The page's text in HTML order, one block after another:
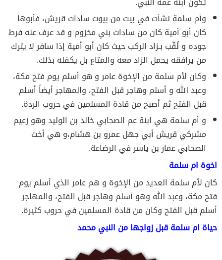
وأم سلمة نشأت في بيت من بيوت سادات قريش، فأبوها
كان أبو أمية كان من سادات بني مخزوم و قد عرف عنه فرط
جوده و لُقّب بـزاد الركب حيث كان أبو أمية إذا سافر لا يترك
من يرافقه يحمل الزاد معه والمتاع بل يكفله بذلك.
وكان لأم سلمة من الإخوة عامر و هو أسلم يوم فتح مكة،
وعبد الله و أسلم وهاجر قبل الفتح، والمهاجر أيضاً أسلم
قبل الفتح ثم أصبح من قادة المسلمين في حروب الردة.
و أم سلمة هي ابنة عم الصحابي خالد بن الوليد وهو زعيم
مشركي قريش أبي جهل عمرو بن هشام،و هي أخت
الصحابي عمار بن ياسر في الرضاعة.
اخوة ام سلمة
كان لأم سلمة العديد من الإخوة و هم عامر الذي أسلم يوم
فتح مكة، وعبد الله وهو أسلم وهاجر قبل الفتح، والمهاجر
أسلم قبل الفتح وكان من قادة المسلمين في حروب كثيرة.
حياة ام سلمة قبل زواجها من النبي محمد